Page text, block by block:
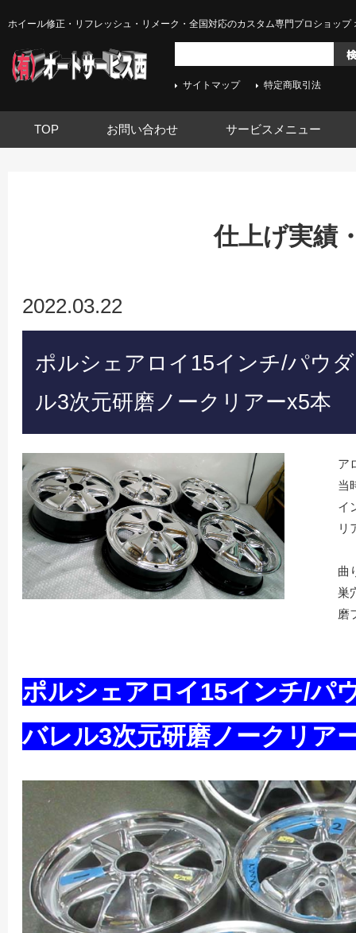
ホイール修正・リフレッシュ・リメーク・全国対応のカスタム専門プロショップ
サイトマップ 特定商取引法
TOP お問い合わせ サービスメニュー
仕上げ実績
2022.03.22
ポルシェアロイ15インチ/パウ
ル3次元研磨ノークリアーx5本
ア
当
イ
リ
曲
巣
磨
ポルシェアロイ15インチ/パ
バレル3次元研磨ノークリア